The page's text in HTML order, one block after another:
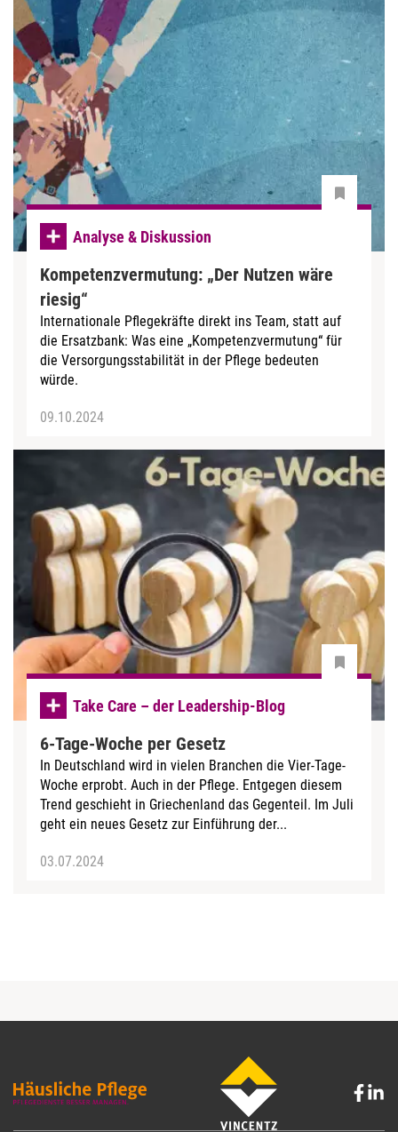
Analyse & Diskussion
Kompetenzvermutung: „Der Nutzen wäre
riesig“
Internationale Pflegekräfte direkt ins Team, statt auf
die Ersatzbank: Was eine „Kompetenzvermutung“ für
die Versorgungsstabilität in der Pflege bedeuten
würde.
09.10.2024
Take Care – der Leadership-Blog
6-Tage-Woche per Gesetz
In Deutschland wird in vielen Branchen die Vier-Tage-
Woche erprobt. Auch in der Pflege. Entgegen diesem
Trend geschieht in Griechenland das Gegenteil. Im Juli
geht ein neues Gesetz zur Einführung der...
03.07.2024